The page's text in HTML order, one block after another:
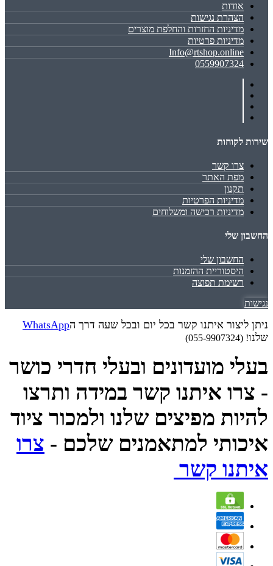
אודות
הצהרת נגישות
מדיניות החזרות והחלפת מוצרים
מדיניות פרטיות
Info@rtshop.online
0559907324
שירות לקוחות
צרו קשר
מפת האתר
תקנון
מדיניות הפרטיות
מדיניות רכישה ומשלוחים
החשבון שלי
החשבון שלי
היסטוריית ההזמנות
רשימת תפוצה
נגישות
ניתן ליצור איתנו קשר בכל יום ובכל שעה דרך הWhatsApp
שלנו! (055-9907324)
בעלי מועדונים ובעלי חדרי כושר
- צרו איתנו קשר במידה ותרצו
להיות מפיצים שלנו ולמכור ציוד
איכותי למתאמנים שלכם - צרו
איתנו קשר